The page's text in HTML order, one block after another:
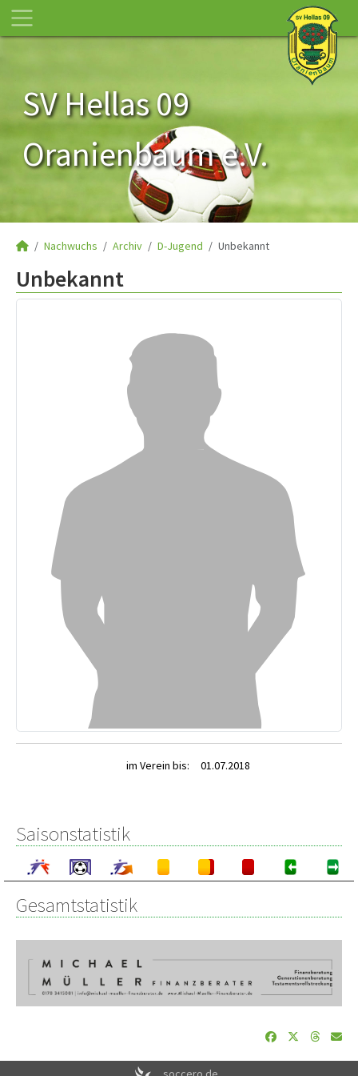
SV Hellas 09
Oranienbaum e.V.
Nachwuchs Archiv D-Jugend Unbekannt
Unbekannt
im Verein bis: 01.07.2018
Saisonstatistik
Gesamtstatistik